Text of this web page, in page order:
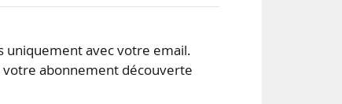
uniquement avec votre email.
abonnement découverte